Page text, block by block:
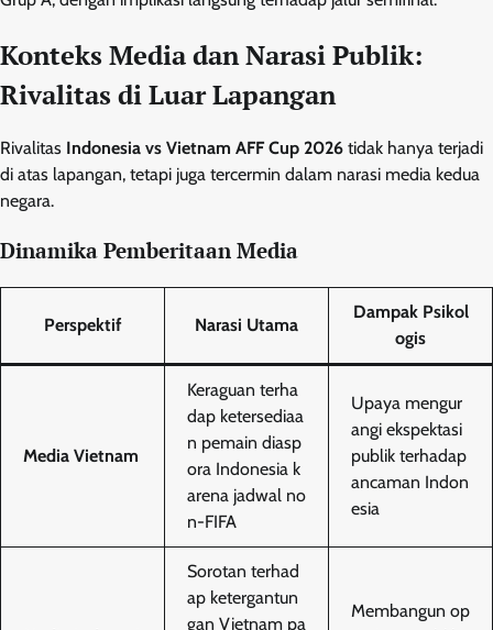
Konteks Media dan Narasi Publik:
Rivalitas di Luar Lapangan
Rivalitas Indonesia vs Vietnam AFF Cup 2026 tidak hanya terjadi
di atas lapangan, tetapi juga tercermin dalam narasi media kedua
negara.
Dinamika Pemberitaan Media
Perspektif Narasi Utama
Dampak Psikol
ogis
Media Vietnam
Keraguan terha
dap ketersediaa
n pemain diasp
ora Indonesia k
arena jadwal no
n-FIFA
Upaya mengur
angi ekspektasi
publik terhadap
ancaman Indon
esia
Sorotan terhad
ap ketergantun
gan Vietnam pa
Membangun op